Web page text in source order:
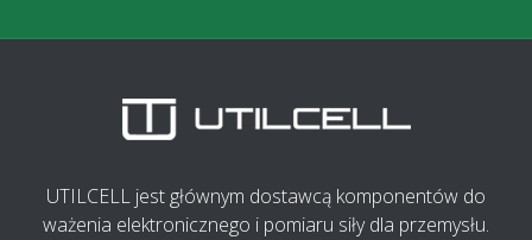
UTILCELL jest głównym dostawcą komponentów do
ważenia elektronicznego i pomiaru siły dla przemysłu.